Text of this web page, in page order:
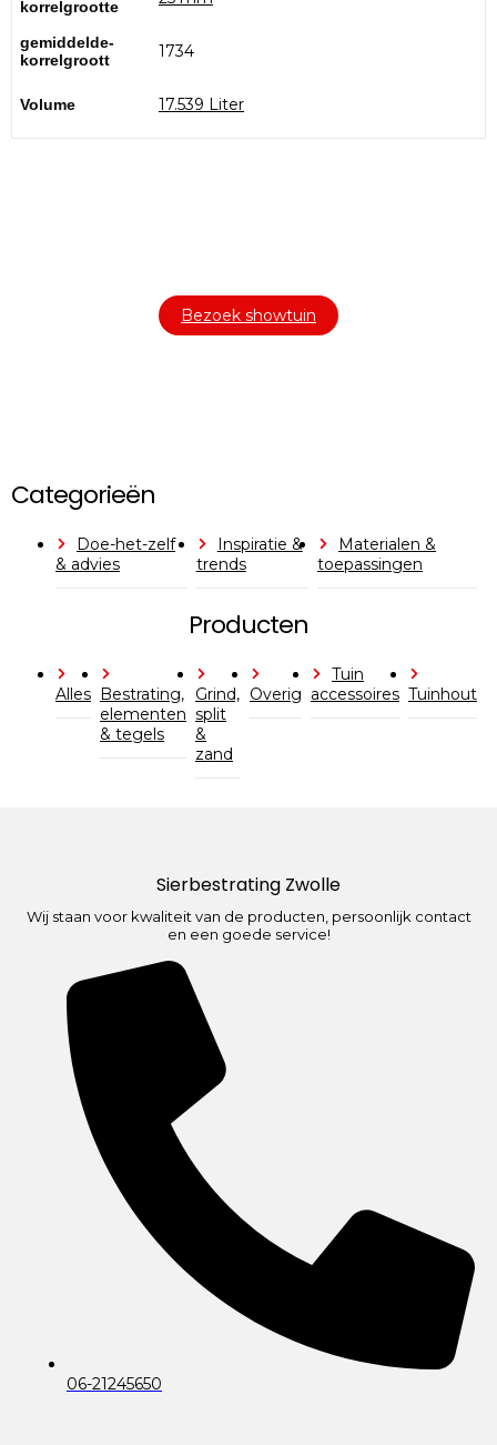
korrelgrootte
gemiddelde-
korrelgroott
1734
Volume 17.539 Liter
Bezoek showtuin
Categorieën
Doe-het-zelf
& advies
Inspiratie &
trends
Materialen &
toepassingen
Producten
Alles Bestrating,
elementen
& tegels
Grind,
split
&
zand
Overig
Tuin
accessoires Tuinhout
Sierbestrating Zwolle
Wij staan voor kwaliteit van de producten, persoonlijk contact
en een goede service!
06-21245650